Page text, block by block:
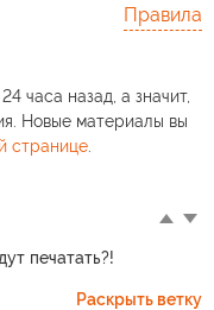
Правила
часа назад, а значит,
Новые материалы вы
странице.
печатать?!
Раскрыть ветку